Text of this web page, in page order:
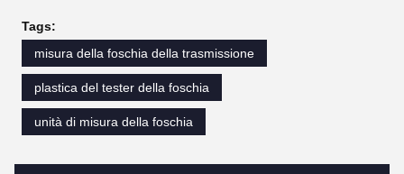
Tags:
misura della foschia della trasmissione
plastica del tester della foschia
unità di misura della foschia